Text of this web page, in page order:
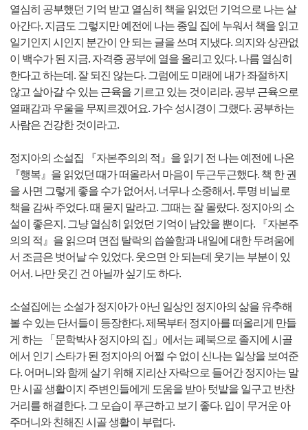
열심히 공부했던 기억 받고 열심히 책을 읽었던 기억으로 나는 살
아간다. 지금도 그렇지만 예전에 나는 종일 집에 누워서 책을 읽고
일기인지 시인지 분간이 안 되는 글을 쓰며 지냈다. 의지와 상관없
이 백수가 된 지금. 자격증 공부에 열을 올리고 있다. 나름 열심히
한다고 하는데. 잘 되진 않는다. 그럼에도 미래에 내가 좌절하지
않고 살아갈 수 있는 근육을 기르고 있는 것이리라. 공부 근육으로
열패감과 우울을 무찌르겠어요. 가수 성시경이 그랬다. 공부하는
사람은 건강한 것이라고.
정지아의 소설집 『자본주의의 적』을 읽기 전 나는 예전에 나온
『행복』을 읽었던 때가 떠올라서 마음이 두근두근했다. 책 한 권
을 사면 그렇게 좋을 수가 없어서. 너무나 소중해서. 투명 비닐로
책을 감싸 주었다. 때 묻지 말라고. 그때는 잘 몰랐다. 정지아의 소
설이 좋은지. 그냥 열심히 읽었던 기억이 남았을 뿐이다. 『자본주
의의 적』을 읽으며 면접 탈락의 씁쓸함과 내일에 대한 두려움에
서 조금은 벗어날 수 있었다. 웃으면 안 되는데 웃기는 부분이 있
어서. 나만 웃긴 건 아닐까 싶기도 하다.
소설집에는 소설가 정지아가 아닌 일상인 정지아의 삶을 유추해
볼 수 있는 단서들이 등장한다. 제목부터 정지아를 떠올리게 만들
게 하는 「문학박사 정지아의 집」에서는 페북으로 졸지에 시골
에서 인기 스타가 된 정지아의 어쩔 수 없이 신나는 일상을 보여준
다. 어머니와 함께 살기 위해 지리산 자락으로 들어간 정지아는 말
만 시골 생활이지 주변인들에게 도움을 받아 텃밭을 일구고 반찬
거리를 해결한다. 그 모습이 푸근하고 보기 좋다. 입이 무거운 아
주머니와 친해진 시골 생활이 부럽다.